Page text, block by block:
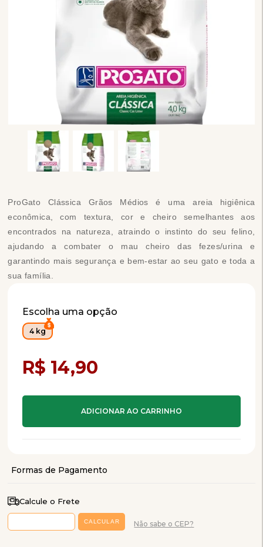
ProGato Clássica Grãos Médios é uma areia higiênica
econômica, com textura, cor e cheiro semelhantes aos
encontrados na natureza, atraindo o instinto do seu felino,
ajudando a combater o mau cheiro das fezes/urina e
garantindo mais segurança e bem-estar ao seu gato e toda a
sua família.
Escolha uma opção
4 kg
R$ 14,90
Calcule o Frete
Não sabe o CEP?